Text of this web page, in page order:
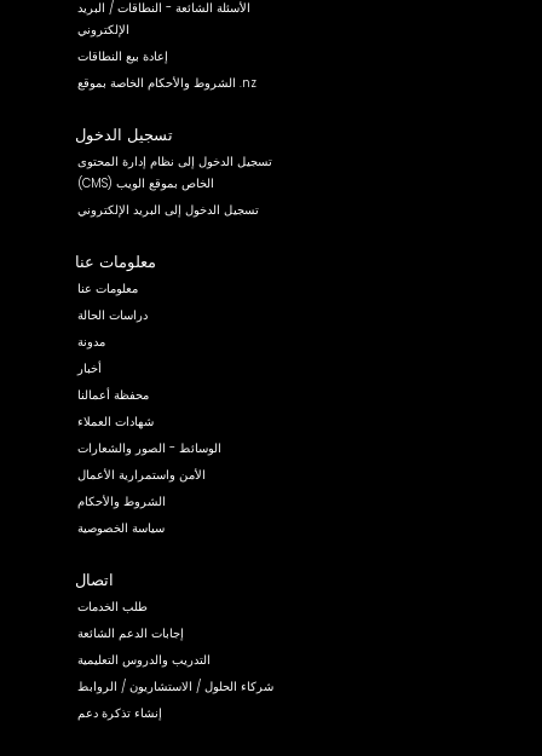
الأسئلة الشائعة - النطاقات / البريد
الإلكتروني
إعادة بيع النطاقات
الشروط والأحكام الخاصة بموقع .nz
تسجيل الدخول
تسجيل الدخول إلى نظام إدارة المحتوى
(CMS) الخاص بموقع الويب
تسجيل الدخول إلى البريد الإلكتروني
معلومات عنا
معلومات عنا
دراسات الحالة
مدونة
أخبار
محفظة أعمالنا
شهادات العملاء
الوسائط - الصور والشعارات
الأمن واستمرارية الأعمال
الشروط والأحكام
سياسة الخصوصية
اتصال
طلب الخدمات
إجابات الدعم الشائعة
التدريب والدروس التعليمية
شركاء الحلول / الاستشاريون / الروابط
إنشاء تذكرة دعم